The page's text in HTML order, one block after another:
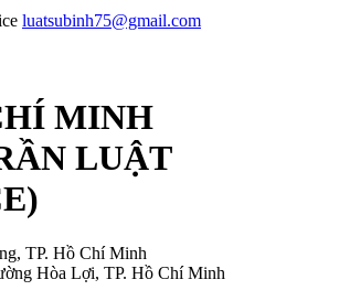
luatsubinh75@gmail.com
MINH
LUẬT
TP. Hồ Chí Minh
Hòa Lợi, TP. Hồ Chí Minh